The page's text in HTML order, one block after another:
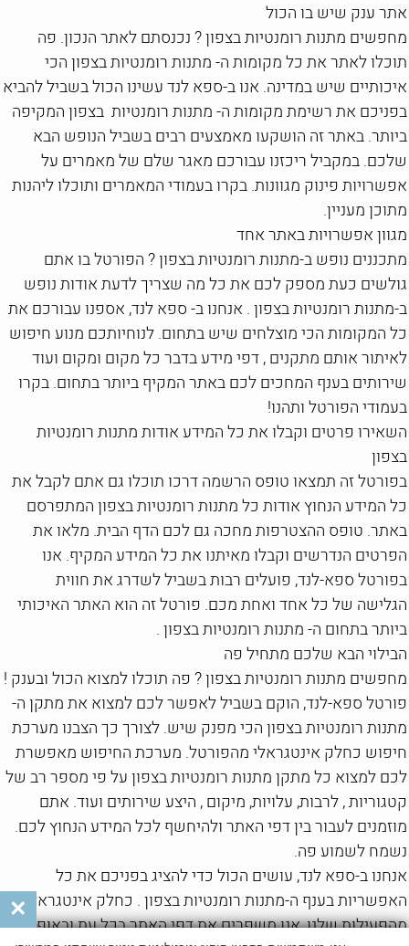
אתר ענק שיש בו הכול
מחפשים מתנות רומנטיות בצפון ? נכנסתם לאתר הנכון. פה
תוכלו לאתר את כל מקומות ה- מתנות רומנטיות בצפון הכי
איכותיים שיש במדינה. אנו ב-ספא לנד עשינו הכול בשביל להביא
בפניכם את רשימת מקומות ה- מתנות רומנטיות בצפון המקיפה
ביותר. באתר זה הושקעו מאמצעים רבים בשביל הנופש הבא
שלכם. במקביל ריכזנו עבורכם מאגר שלם של מאמרים על
אפשרויות פינוק מגוונות. בקרו בעמודי המאמרים ותוכלו ליהנות
מתוכן מעניין.
מגוון אפשרויות באתר אחד
מתכננים נופש ב-מתנות רומנטיות בצפון ? הפורטל בו אתם
גולשים כעת מספק לכם את כל מה שצריך לדעת אודות נופש
ב-מתנות רומנטיות בצפון . אנחנו ב- ספא לנד, אספנו עבורכם את
כל המקומות הכי מוצלחים שיש בתחום. לנוחיותכם מנוע חיפוש
לאיתור אותם מתקנים , דפי מידע בדבר כל מקום ומקום ועוד
שירותים בענף המחכים לכם באתר המקיף ביותר בתחום. בקרו
בעמודי הפורטל ותהנו!
השאירו פרטים וקבלו את כל המידע אודות מתנות רומנטיות
בצפון
בפורטל זה תמצאו טופס הרשמה דרכו תוכלו גם אתם לקבל את
כל המידע הנחוץ אודות כל מתנות רומנטיות בצפון המתפרסם
באתר. טופס ההצטרפות מחכה גם לכם הדף הבית. מלאו את
הפרטים הנדרשים וקבלו מאיתנו את כל המידע המקיף. אנו
בפורטל ספא-לנד, פועלים רבות בשביל לשדרג את חווית
הגלישה של כל אחד ואחת מכם. פורטל זה הוא האתר האיכותי
ביותר בתחום ה- מתנות רומנטיות בצפון .
הבילוי הבא שלכם מתחיל פה
מחפשים מתנות רומנטיות בצפון ? פה תוכלו למצוא הכול ובענק !
פורטל ספא-לנד, הוקם בשביל לאפשר לכם למצוא את מתקן ה-
מתנות רומנטיות בצפון הכי מפנק שיש. לצורך כך הצבנו מערכת
חיפוש כחלק אינטגראלי מהפורטל. מערכת החיפוש מאפשרת
לכם למצוא כל מתקן מתנות רומנטיות בצפון על פי מספר רב של
קטגוריות , לרבות, עלויות, מיקום , היצע שירותים ועוד. אתם
מוזמנים לעבור בין דפי האתר ולהיחשף לכל המידע הנחוץ לכם.
נשמח לשמוע פה.
אנחנו ב-ספא לנד, עושים הכול כדי להציג בפניכם את כל
האפשריות בענף ה-מתנות רומנטיות בצפון . כחלק אינטגראלי
מהפעילות שלנו, אנו משפרים את דפי האתר בכל עת ובאופן
×